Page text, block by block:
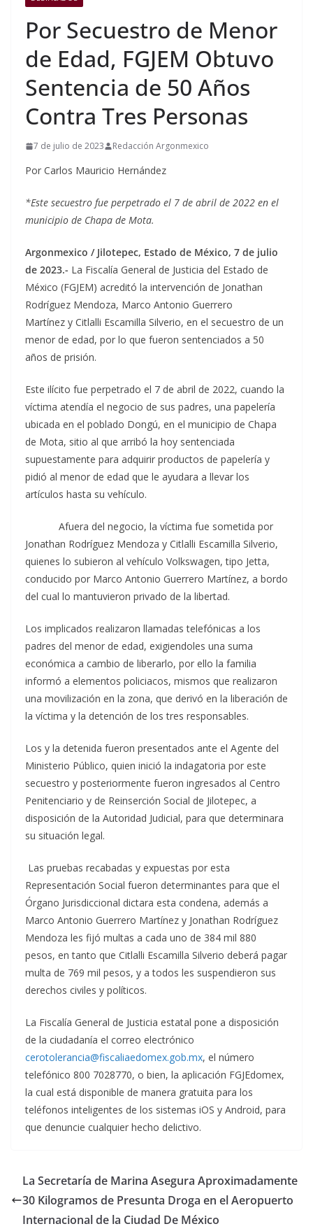
Por Secuestro de Menor
de Edad, FGJEM Obtuvo
Sentencia de 50 Años
Contra Tres Personas
7 de julio de 2023 Redacción Argonmexico
Por Carlos Mauricio Hernández
*Este secuestro fue perpetrado el 7 de abril de 2022 en el
municipio de Chapa de Mota.
Argonmexico / Jilotepec, Estado de México, 7 de julio
de 2023.- La Fiscalía General de Justicia del Estado de
México (FGJEM) acreditó la intervención de Jonathan
Rodríguez Mendoza, Marco Antonio Guerrero
Martínez y Citlalli Escamilla Silverio, en el secuestro de un
menor de edad, por lo que fueron sentenciados a 50
años de prisión.
Este ilícito fue perpetrado el 7 de abril de 2022, cuando la
víctima atendía el negocio de sus padres, una papelería
ubicada en el poblado Dongú, en el municipio de Chapa
de Mota, sitio al que arribó la hoy sentenciada
supuestamente para adquirir productos de papelería y
pidió al menor de edad que le ayudara a llevar los
artículos hasta su vehículo.
Afuera del negocio, la víctima fue sometida por
Jonathan Rodríguez Mendoza y Citlalli Escamilla Silverio,
quienes lo subieron al vehículo Volkswagen, tipo Jetta,
conducido por Marco Antonio Guerrero Martínez, a bordo
del cual lo mantuvieron privado de la libertad.
Los implicados realizaron llamadas telefónicas a los
padres del menor de edad, exigiendoles una suma
económica a cambio de liberarlo, por ello la familia
informó a elementos policiacos, mismos que realizaron
una movilización en la zona, que derivó en la liberación de
la víctima y la detención de los tres responsables.
Los y la detenida fueron presentados ante el Agente del
Ministerio Público, quien inició la indagatoria por este
secuestro y posteriormente fueron ingresados al Centro
Penitenciario y de Reinserción Social de Jilotepec, a
disposición de la Autoridad Judicial, para que determinara
su situación legal.
Las pruebas recabadas y expuestas por esta
Representación Social fueron determinantes para que el
Órgano Jurisdiccional dictara esta condena, además a
Marco Antonio Guerrero Martínez y Jonathan Rodríguez
Mendoza les fijó multas a cada uno de 384 mil 880
pesos, en tanto que Citlalli Escamilla Silverio deberá pagar
multa de 769 mil pesos, y a todos les suspendieron sus
derechos civiles y políticos.
La Fiscalía General de Justicia estatal pone a disposición
de la ciudadanía el correo electrónico
cerotolerancia@fiscaliaedomex.gob.mx, el número
telefónico 800 7028770, o bien, la aplicación FGJEdomex,
la cual está disponible de manera gratuita para los
teléfonos inteligentes de los sistemas iOS y Android, para
que denuncie cualquier hecho delictivo.
La Secretaría de Marina Asegura Aproximadamente
30 Kilogramos de Presunta Droga en el Aeropuerto
Internacional de la Ciudad De México